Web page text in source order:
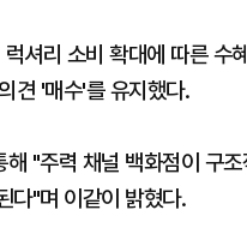
셔리 소비 확대에 따른 수
견 '매수'를 유지했다.
"주력 채널 백화점이 구
다"며 이같이 밝혔다.